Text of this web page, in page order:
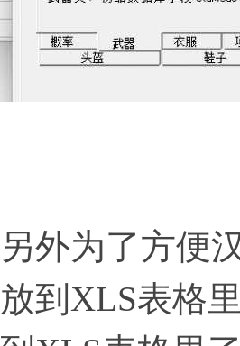
另外为了方便
放到XLS表格